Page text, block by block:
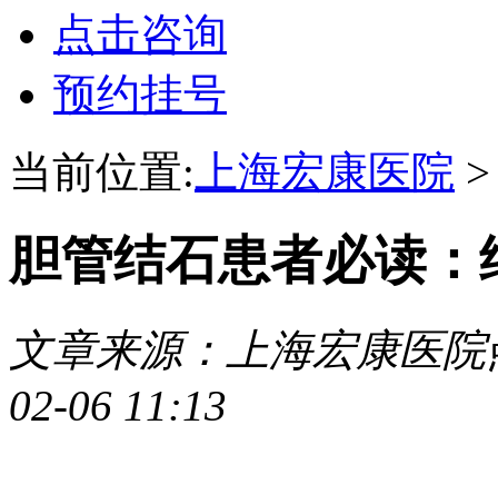
点击咨询
预约挂号
当前位置: 上海宏康医院
胆管结石患者必读
文章来源：上海宏康医院
02-06 11:13